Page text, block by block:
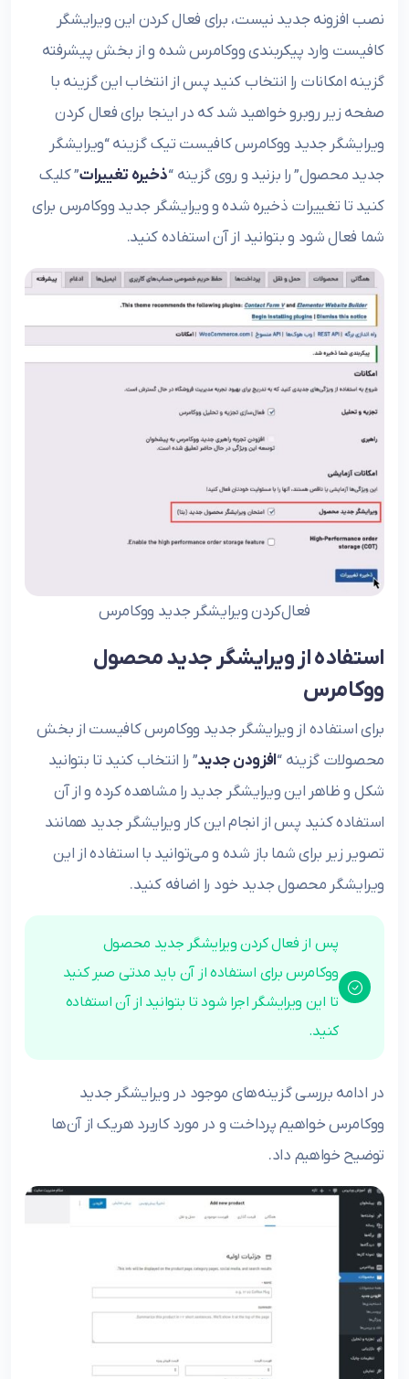
نصب افزونه جدید نیست، برای فعال کردن این ویرایشگر
کافیست وارد پیکربندی ووکامرس شده و از بخش پیشرفته
گزینه امکانات را انتخاب کنید پس از انتخاب این گزینه با
صفحه زیر روبرو خواهید شد که در اینجا برای فعال کردن
ویرایشگر جدید ووکامرس کافیست تیک گزینه “ویرایشگر
جدید محصول” را بزنید و روی گزینه “ذخیره تغییرات” کلیک
کنید تا تغییرات ذخیره شده و ویرایشگر جدید ووکامرس برای
شما فعال شود و بتوانید از آن استفاده کنید.
فعال‌کردن ویرایشگر جدید ووکامرس
استفاده از ویرایشگر جدید محصول
ووکامرس
برای استفاده از ویرایشگر جدید ووکامرس کافیست از بخش
محصولات گزینه “افزودن جدید” را انتخاب کنید تا بتوانید
شکل و ظاهر این ویرایشگر جدید را مشاهده کرده و از آن
استفاده کنید پس از انجام این کار ویرایشگر جدید همانند
تصویر زیر برای شما باز شده و می‌توانید با استفاده از این
ویرایشگر محصول جدید خود را اضافه کنید.
پس از فعال کردن ویرایشگر جدید محصول
ووکامرس برای استفاده از آن باید مدتی صبر کنید
تا این ویرایشگر اجرا شود تا بتوانید از آن استفاده
کنید.
در ادامه بررسی گزینه‌های موجود در ویرایشگر جدید
ووکامرس خواهیم پرداخت و در مورد کاربرد هریک از آن‌ها
توضیح خواهیم داد.